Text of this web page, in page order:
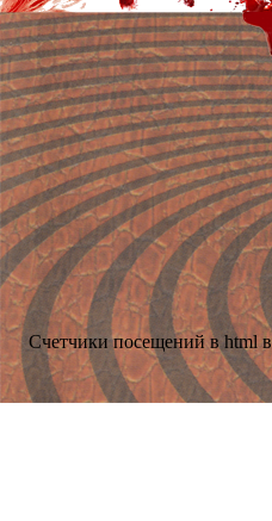
Счетчики посещений в html